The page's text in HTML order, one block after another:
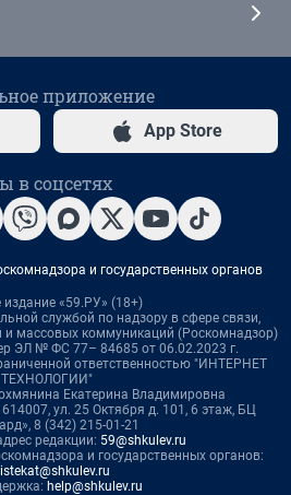
приложение
App Store
в соцсетях
и государственных органов
издание «59.РУ» (18+)
службой по надзору в сфере связи,
и массовых коммуникаций (Роскомнадзор)
ЭЛ № ФС 77– 84685 от 06.02.2023 г.
ответственностью "ИНТЕРНЕТ
ТЕХНОЛОГИИ"
Екатерина Владимировна
ул. 25 Октября д. 101, 6 этаж, БЦ
8 (342) 215-01-21
редакции: 59@shkulev.ru
и государственных органов:
help@shkulev.ru